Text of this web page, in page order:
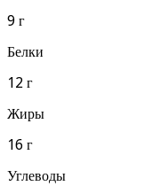
9 г
Белки
12 г
Жиры
16 г
Углеводы